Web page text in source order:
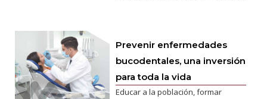
Prevenir enfermedades
bucodentales, una inversión
para toda la vida
Educar a la población, formar